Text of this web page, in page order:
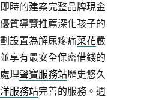
時的建案完整品牌現金
質導覽推薦深化孩子的
設置為解尿疼痛菜花嚴
享有最安全保密借錢的
理聲寶服務站歷史悠久
服務站完善的服務。週